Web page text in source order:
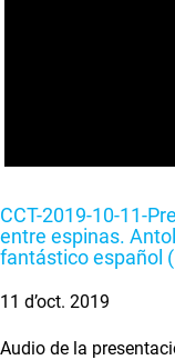
CCT-2019-10-11-
entre espinas.
fantástico español
11 d’oct. 2019
Audio de la